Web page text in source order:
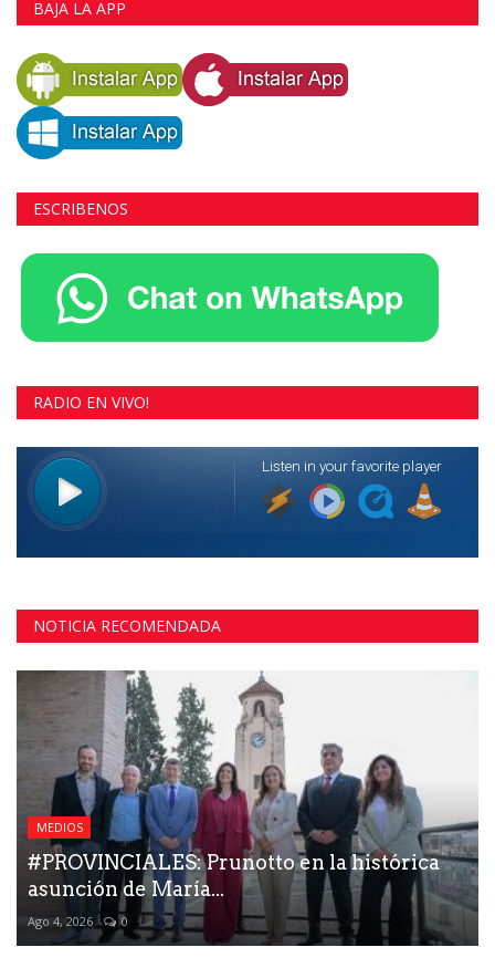
BAJA LA APP
ESCRIBENOS
RADIO EN VIVO!
NOTICIA RECOMENDADA
MEDIOS
#PROVINCIALES: Prunotto en la histórica
asunción de María...
Ago 4, 2026 0